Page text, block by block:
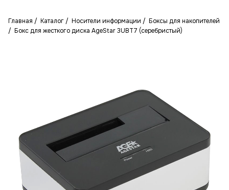
Главная Каталог Носители информации
Боксы для накопителей
Бокс для жесткого диска AgeStar 3UBT7 (серебристый)